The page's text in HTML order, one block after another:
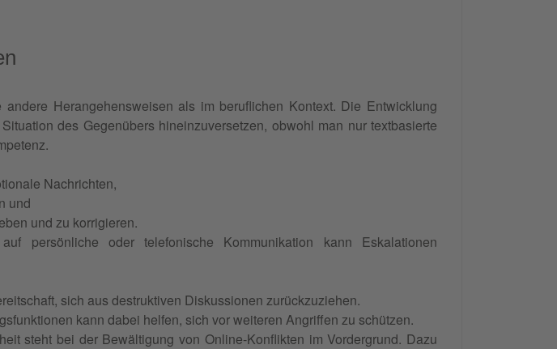
Herangehensweisen als im beruflichen Kontext. Die Entwicklung
des Gegenübers hineinzuversetzen, obwohl man nur textbasierte
Nachrichten,
und
und zu korrigieren.
persönliche oder telefonische Kommunikation kann Eskalationen
sich aus destruktiven Diskussionen zurückzuziehen.
kann dabei helfen, sich vor weiteren Angriffen zu schützen.
steht bei der Bewältigung von Online-Konflikten im Vordergrund. Dazu